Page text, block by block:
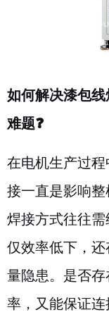
如何解决漆包
难题❓
在电机生产过
接一直是影响
焊接方式往往
仅效率低下，
量隐患。是否
率，又能保证连